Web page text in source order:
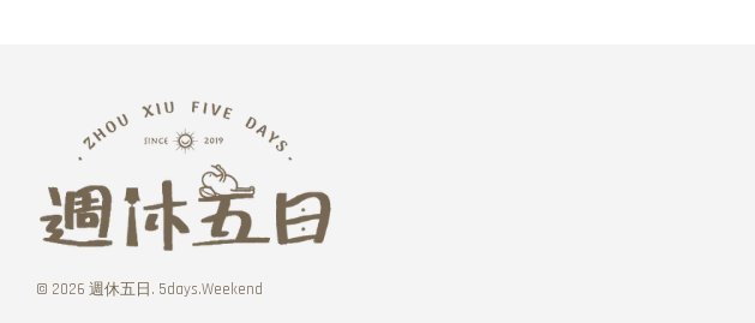
© 2026 週休五日. 5days.Weekend